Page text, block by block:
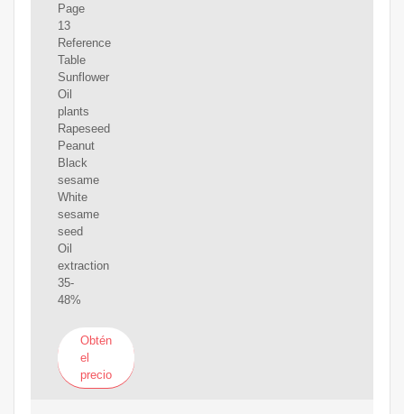
Page
13
Reference
Table
Sunflower
Oil
plants
Rapeseed
Peanut
Black
sesame
White
sesame
seed
Oil
extraction
35-
48%
Obtén
el
precio